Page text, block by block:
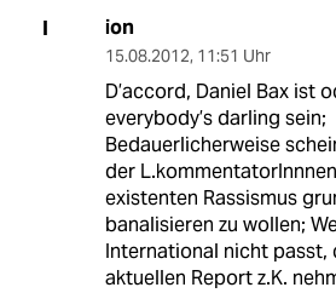
I ion
15.08.2012, 11:51 Uhr
D’accord, Daniel Bax ist
everybody’s darling sein;
Bedauerlicherweise
der
existenten Rassismus
banalisieren zu wollen;
International nicht passt,
aktuellen Report z.K.